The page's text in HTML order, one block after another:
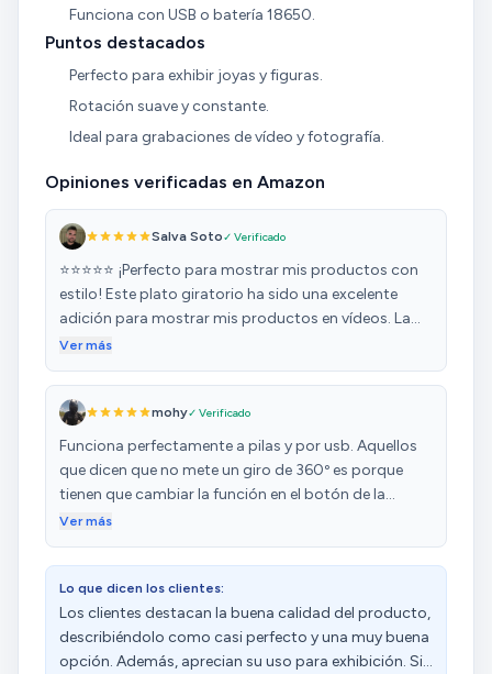
Funciona con USB o batería 18650.
Puntos destacados
Perfecto para exhibir joyas y figuras.
Rotación suave y constante.
Ideal para grabaciones de vídeo y fotografía.
Opiniones verificadas en Amazon
Salva Soto✓ Verificado
⭐⭐⭐⭐⭐ ¡Perfecto para mostrar mis productos con
estilo! Este plato giratorio ha sido una excelente
adición para mostrar mis productos en vídeos. La
rotación suave es perfecta y permite que los objetos
Además, tiene un diseño elegante y compacto que
no solo es funcional, sino que también se ve genial en
mi espacio. La animación en el vídeo hace que los
productos se luzcan aún más, dando un toque
profesional a mis grabaciones. El control es fácil y
productos, y lo recomiendo completamente. ¡Un
producto imprescindible para cualquier persona que
grabe o haga fotos de productos!
Ver más
mohy✓ Verificado
Funciona perfectamente a pilas y por usb. Aquellos
que dicen que no mete un giro de 360º es porque
tienen que cambiar la función en el botón de la
derecha, antes de decir que es defectuoso,
viniera con la bateria.
Ver más
Lo que dicen los clientes:
Los clientes destacan la buena calidad del producto,
describiéndolo como casi perfecto y una muy buena
opción. Además, aprecian su uso para exhibición. Sin